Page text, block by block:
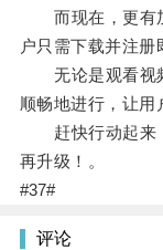
而现在，更有加
户只需下载并注册
无论是观看视频
顺畅地进行，让用
赶快行动起来，
再升级！。
#37#
评论